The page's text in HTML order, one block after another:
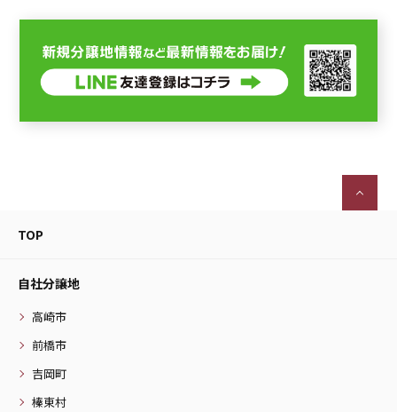
TOP
自社分譲地
高崎市
前橋市
吉岡町
榛東村